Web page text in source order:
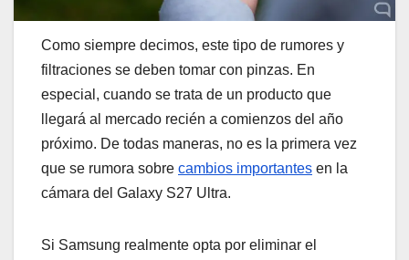
Como siempre decimos, este tipo de rumores y
filtraciones se deben tomar con pinzas. En
especial, cuando se trata de un producto que
llegará al mercado recién a comienzos del año
próximo. De todas maneras, no es la primera vez
que se rumora sobre cambios importantes en la
cámara del Galaxy S27 Ultra.
Si Samsung realmente opta por eliminar el